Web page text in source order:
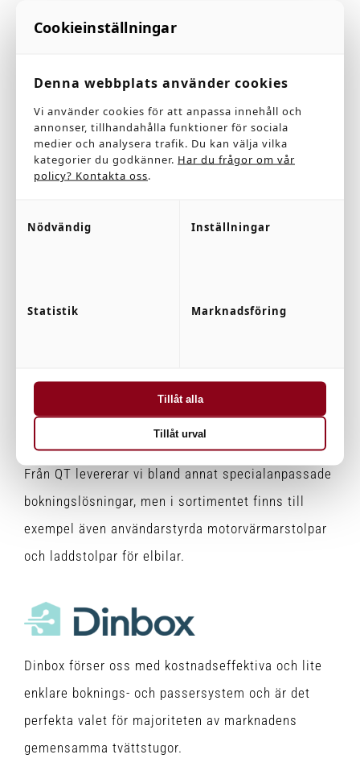
Från Podab levererar vi maskiner och tillbehör till
den gemensamma tvättstugan, tvätterier,
brandförsvar, sjukhus, vård & omsorgsboenden.
kemikaliefri tvätt och städ.
Från QT levererar vi bland annat specialanpassade
bokningslösningar, men i sortimentet finns till
exempel även användarstyrda motorvärmarstolpar
och laddstolpar för elbilar.
Dinbox förser oss med kostnadseffektiva och lite
enklare boknings- och passersystem och är det
perfekta valet för majoriteten av marknadens
gemensamma tvättstugor.
Cookieinställningar
Denna webbplats använder cookies
Vi använder cookies för att anpassa innehåll och
annonser, tillhandahålla funktioner för sociala
medier och analysera trafik. Du kan välja vilka
kategorier du godkänner. Har du frågor om vår
policy? Kontakta oss.
Nödvändig Inställningar
Statistik Marknadsföring
Tillåt urval
Tillåt alla